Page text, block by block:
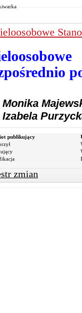
Monika
​Izabela
publikujący
zmian